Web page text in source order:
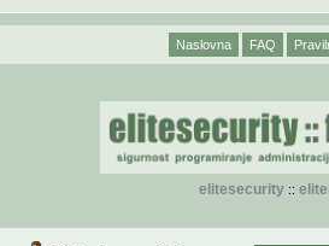
Naslovna FAQ
elitesecurity::